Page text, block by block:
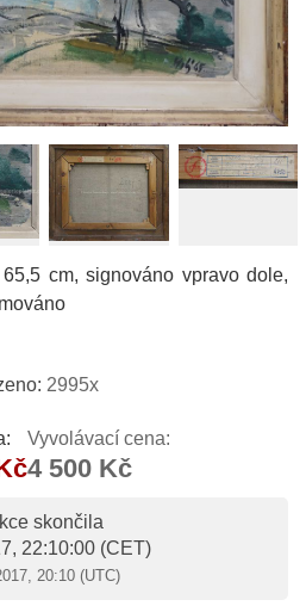
cm, signováno vpravo dole,
2995x
Vyvolávací cena:
4 500 Kč
skončila
22:10:00 (CET)
20:10 (UTC)